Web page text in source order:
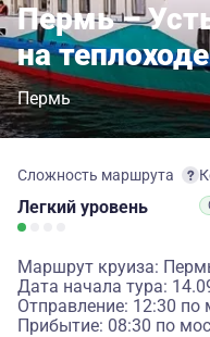
Пермь –
на
Пермь
Сложность маршрута
Легкий уровень
Маршрут круиза:
Дата начала тура:
Отправление: 12:30
Прибытие: 08:30 по